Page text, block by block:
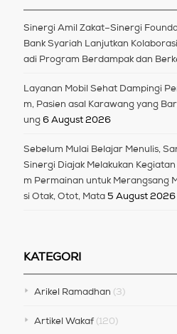
Sinergi Amil Zakat–Sinergi
Bank Syariah Lanjutkan
adi Program Berdampak dan
Layanan Mobil Sehat Dampingi
m, Pasien asal Karawang yang
ung 6 August 2026
Sebelum Mulai Belajar Menulis,
Sinergi Diajak Melakukan
m Permainan untuk Merangsang
si Otak, Otot, Mata 5 August 2026
KATEGORI
Arikel Ramadhan (3)
Artikel Wakaf(120)